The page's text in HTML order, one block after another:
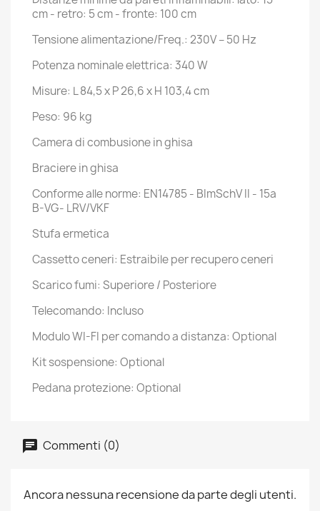
cm - retro: 5 cm - fronte: 100 cm
Tensione alimentazione/Freq.: 230V – 50 Hz
Potenza nominale elettrica: 340 W
Misure: L 84,5 x P 26,6 x H 103,4 cm
Peso: 96 kg
Camera di combusione in ghisa
Braciere in ghisa
Conforme alle norme: EN14785 - BImSchV II - 15a
B-VG- LRV/VKF
Stufa ermetica
Cassetto ceneri: Estraibile per recupero ceneri
Scarico fumi: Superiore / Posteriore
Telecomando: Incluso
Modulo WI-FI per comando a distanza: Optional
Kit sospensione: Optional
Pedana protezione: Optional
Commenti (0)
Ancora nessuna recensione da parte degli utenti.